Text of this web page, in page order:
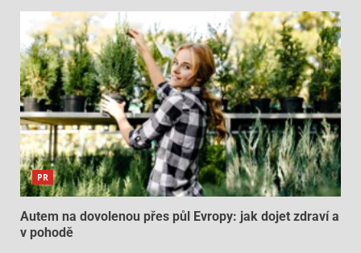
PR
Autem na dovolenou přes půl Evropy: jak dojet zdraví a
v pohodě